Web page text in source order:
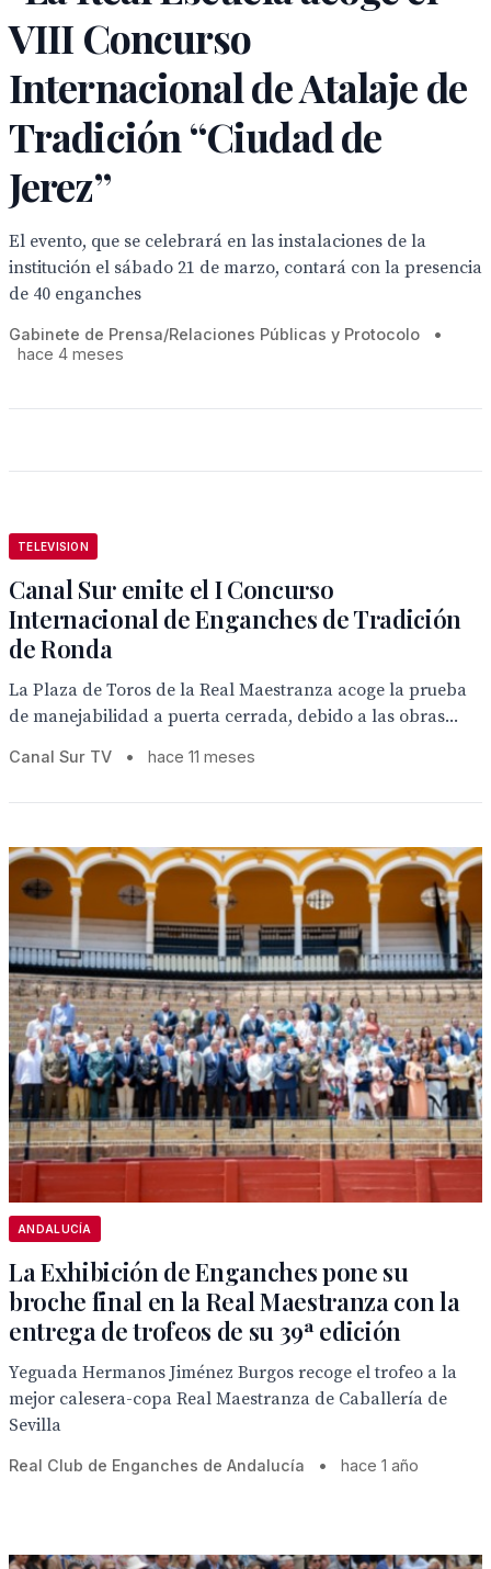
VIII Concurso
Internacional de Atalaje de
Tradición “Ciudad de
Jerez”
El evento, que se celebrará en las instalaciones de la
institución el sábado 21 de marzo, contará con la presencia
de 40 enganches
Gabinete de Prensa/Relaciones Públicas y Protocolo
•
hace 4 meses
TELEVISION
Canal Sur emite el I Concurso
Internacional de Enganches de Tradición
de Ronda
La Plaza de Toros de la Real Maestranza acoge la prueba
de manejabilidad a puerta cerrada, debido a las obras...
Canal Sur TV • hace 11 meses
ANDALUCÍA
La Exhibición de Enganches pone su
broche final en la Real Maestranza con la
entrega de trofeos de su 39ª edición
Yeguada Hermanos Jiménez Burgos recoge el trofeo a la
mejor calesera-copa Real Maestranza de Caballería de
Sevilla
Real Club de Enganches de Andalucía • hace 1 año